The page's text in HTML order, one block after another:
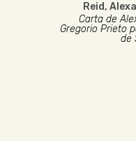
Reid,
Carta de
Gregorio Prieto
de